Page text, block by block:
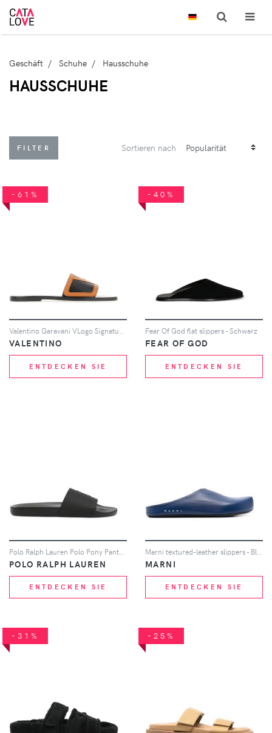
Geschäft Schuhe Hausschuhe
HAUSSCHUHE
FILTER Sortieren nach
-61%
Valentino Garavani VLogo Signature Pantoletten - Schwarz
VALENTINO
ENTDECKEN SIE
-40%
Fear Of God flat slippers - Schwarz
FEAR OF GOD
ENTDECKEN SIE
POLO RALPH LAUREN
ENTDECKEN SIE
MARNI
ENTDECKEN SIE
-31% -25%